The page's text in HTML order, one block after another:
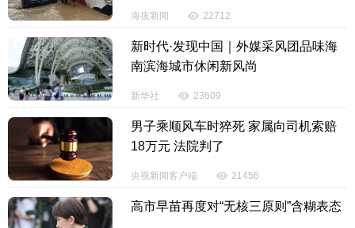
建设社会主义现代化强国的生力军。
“培养好少年儿童是一项战略任务，事关长远。”党
的十八大以来，习近平总书记始终心系少年儿童成长
成才，站在党和国家事业发展薪火相传、后继有人的
高度，作出一系列重要指示，为新时代少年儿童事业
发展提供根本遵循。
“十五五”规划纲要提出，推进儿童友好建设，营造
关心关爱下一代的社会环境。历史性的落笔，推动我
海拔新闻 22712
新时代·发现中国｜外媒采风团品味海
南滨海城市休闲新风尚
新华社 23609
男子乘顺风车时猝死 家属向司机索赔
18万元 法院判了
央视新闻客户端 21456
高市早苗再度对“无核三原则”含糊表态